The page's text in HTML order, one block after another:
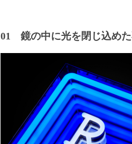
01 鏡の中に光を閉じ込めた